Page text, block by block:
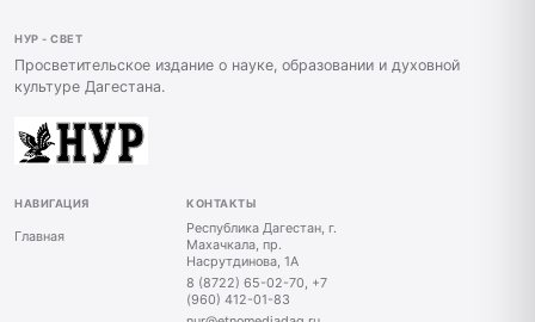
НУР - СВЕТ
Просветительское издание о науке, образовании и духовной
культуре Дагестана.
НАВИГАЦИЯ
Главная
КОНТАКТЫ
Республика Дагестан, г.
Махачкала, пр.
Насрутдинова, 1А
8 (8722) 65-02-70, +7
(960) 412-01-83